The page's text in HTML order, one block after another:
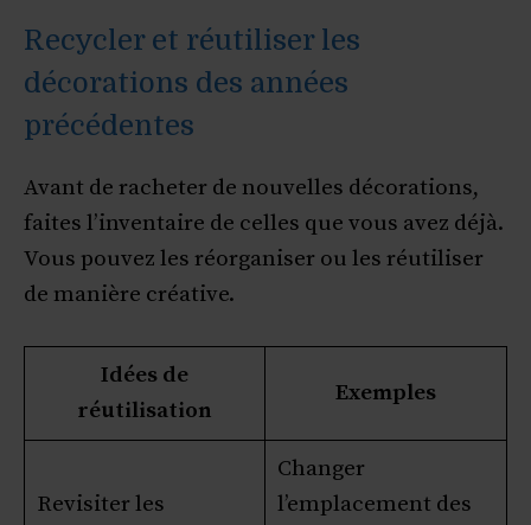
Recycler et réutiliser les
décorations des années
précédentes
Avant de racheter de nouvelles décorations,
faites l’inventaire de celles que vous avez déjà.
Vous pouvez les réorganiser ou les réutiliser
de manière créative.
Idées de
réutilisation
Exemples
Revisiter les
Changer
l’emplacement des